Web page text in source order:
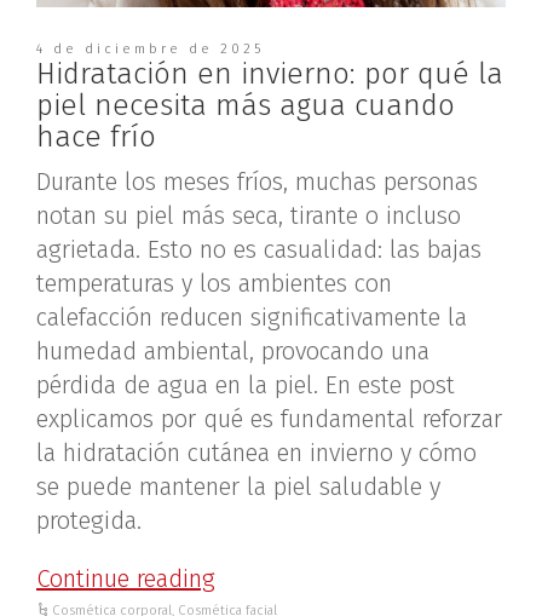
4 de diciembre de 2025
Hidratación en invierno: por qué la
piel necesita más agua cuando
hace frío
Durante los meses fríos, muchas personas
notan su piel más seca, tirante o incluso
agrietada. Esto no es casualidad: las bajas
temperaturas y los ambientes con
calefacción reducen significativamente la
humedad ambiental, provocando una
pérdida de agua en la piel. En este post
explicamos por qué es fundamental reforzar
la hidratación cutánea en invierno y cómo
se puede mantener la piel saludable y
protegida.
Continue reading
Cosmética corporal Cosmética facial